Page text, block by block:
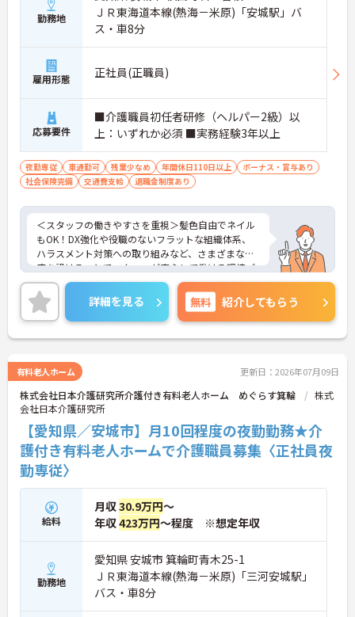
勤務地
ＪＲ東海道本線(熱海－米原)「安城駅」バ
ス・車8分
雇用形態 正社員(正職員)
応募要件
■介護職員初任者研修（ヘルパー2級）以
上：いずれか必須 ■実務経験3年以上
夜勤専従 車通勤可 残業少なめ 年間休日110日以上
ボーナス・賞与あり
社会保険完備
交通費支給 退職金制度あり
＜スタッフの働きやすさを重視＞髪色自由でネイル
もOK！DX強化や役職のないフラットな組織体系、
ハラスメント対策への取り組みなど、さまざまな制
度を設けることでスタッフが安心して働ける環境づ
くりに取り組まれています。
＜ライフスタイルに合わせた勤務形態＞夜勤ありの
シフト常勤、日勤専従、夜勤専従といったさまざま
な働き方が設定されている法人です。
＜チームで連携しながらのお仕事＞一人ひとりが主
野は互いで補い合うなど、チームとしてしっかりと
連携を取りながら日々の業務に努められています。
ご興味のある方には、面接対策ポイント等、さらに
詳細をお話ししますのでお気軽にご相談ください！
詳細を見る 無料 紹介してもらう
有料老人ホーム 更新日：2026年07月09日
株式会社日本介護研究所介護付き有料老人ホーム めぐらす箕輪
株式
会社日本介護研究所
【愛知県／安城市】月10回程度の夜勤勤務★介
護付き有料老人ホームで介護職員募集〈正社員夜
勤専従〉
給料
月収30.9万円～
年収423万円～程度 ※想定年収
勤務地
愛知県 安城市 箕輪町青木25-1
ＪＲ東海道本線(熱海－米原)「三河安城駅」
バス・車8分